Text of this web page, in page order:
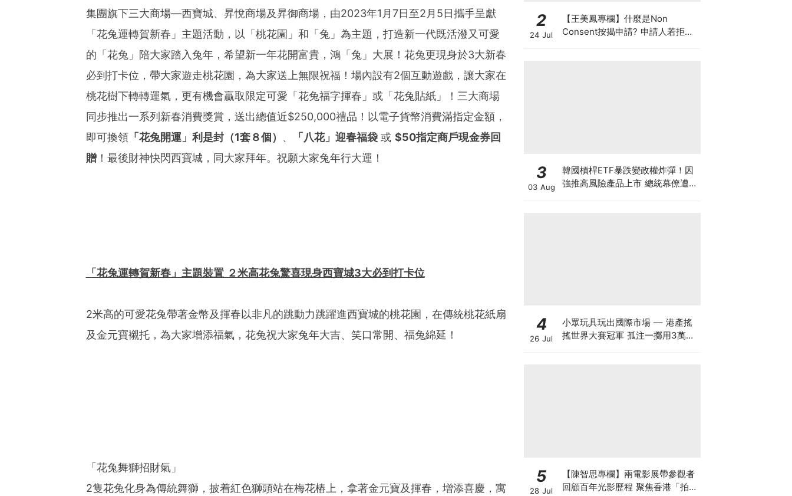
集團旗下三大商場—西寶城、昇悅商場及昇御商場，由2023年1月7日至2月5日攜手呈獻
「花兔運轉賀新春」主題活動，以「桃花園」和「兔」為主題，打造新一代既活潑又可愛
的「花兔」陪大家踏入兔年，希望新一年花開富貴，鴻「兔」大展！花兔更現身於3大新春
必到打卡位，帶大家遊走桃花園，為大家送上無限祝福！場內設有2個互動遊戲，讓大家在
桃花樹下轉轉運氣，更有機會贏取限定可愛「花兔福字揮春」或「花兔貼紙」！三大商場
同步推出一系列新春消費獎賞，送出總值近$250,000禮品！以電子貨幣消費滿指定金額，
即可換領「花兔開運」利是封（1套８個） 、 「八花」迎春福袋 或 $50指定商戶現金券回
贈！最後財神快閃西寶城，同大家拜年。祝願大家兔年行大運！
「花兔運轉賀新春」主題裝置 ２米高花兔驚喜現身西寶城3大必到打卡位
2米高的可愛花兔帶著金幣及揮春以非凡的跳動力跳躍進西寶城的桃花園，在傳統桃花紙扇
及金元寶襯托，為大家增添福氣，花兔祝大家兔年大吉、笑口常開、福兔綿延！
「花兔舞獅招財氣」
2隻花兔化身為傳統舞獅，披着紅色獅頭站在梅花樁上，拿著金元寶及揮春，增添喜慶，寓
2
24 Jul
【王美鳳專欄】什麼是Non
Consent按揭申請? 申請人若拒披
3
03 Aug
韓國槓桿ETF暴跌變政權炸彈！因
強推高風險產品上市 總統幕僚遭刑
4
26 Jul
小眾玩具玩出國際市場 –– 港產搖
搖世界大賽冠軍 孤注一擲用3萬創
5
28 Jul
【陳智思專欄】兩電影展帶參觀者
回顧百年光影歷程 聚焦香港「拍住